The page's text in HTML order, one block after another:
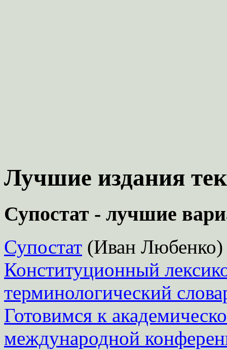
Лучшие издания
Супостат - лучшие
Супостат (Иван Любенко)
Конституционный
терминологический
Готовимся к
международной